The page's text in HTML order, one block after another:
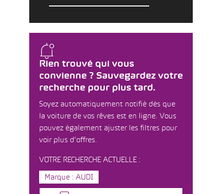
Rien trouvé qui vous
convienne ? Sauvegardez votre
recherche pour plus tard.
Soyez automatiquement notifié dès que
la voiture de vos rêves est en ligne. Vous
pouvez également ajuster les filtres pour
voir plus d'offres.
VOTRE RECHERCHE ACTUELLE :
Marque : AUDI